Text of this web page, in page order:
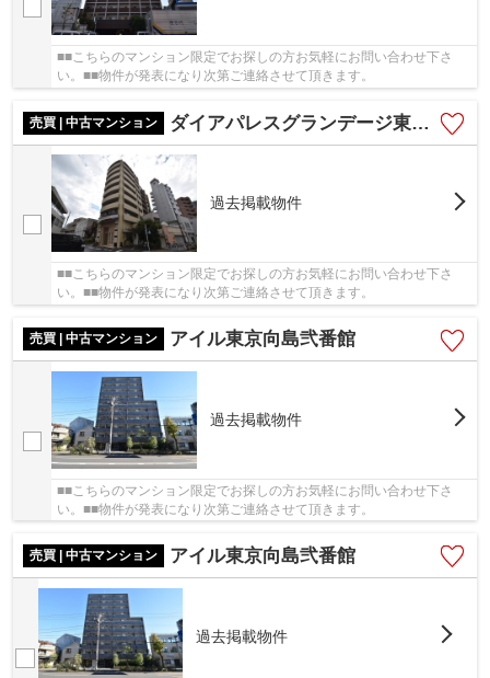
■■こちらのマンション限定でお探しの方お気軽にお問い合わせ下さ
い。■■物件が発表になり次第ご連絡させて頂きます。
売買 | 中古マンション ダイアパレスグランデージ東向島
過去掲載物件
■■こちらのマンション限定でお探しの方お気軽にお問い合わせ下さ
い。■■物件が発表になり次第ご連絡させて頂きます。
売買 | 中古マンション アイル東京向島弐番館
過去掲載物件
■■こちらのマンション限定でお探しの方お気軽にお問い合わせ下さ
い。■■物件が発表になり次第ご連絡させて頂きます。
売買 | 中古マンション アイル東京向島弐番館
過去掲載物件